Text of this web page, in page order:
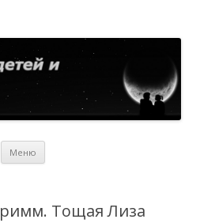
Меню
Тощая Лиза